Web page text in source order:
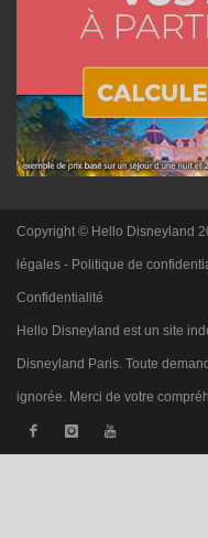
Copyright © Hello Disneyland
légales - Politique de
Confidentialité
Hello Disneyland est un site
Disneyland Paris. Toute
ignorée. Merci de votre